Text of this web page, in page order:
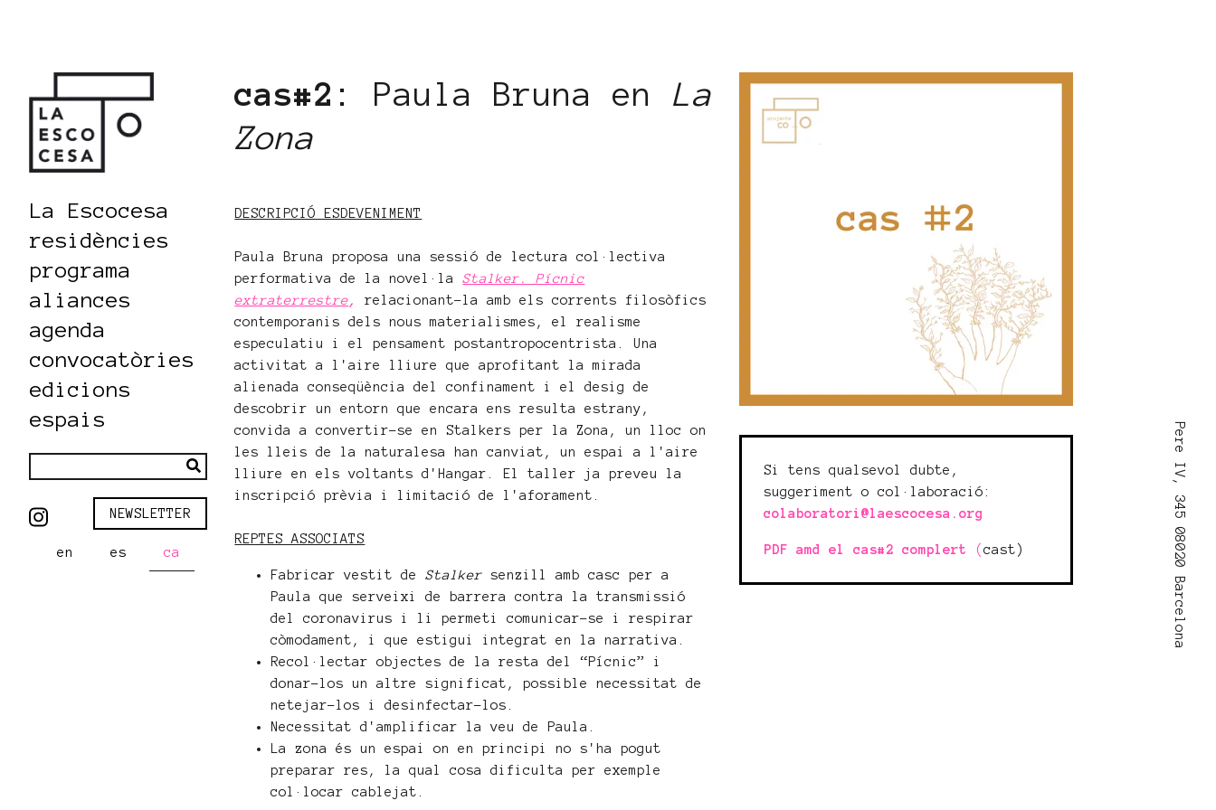
Pere IV, 345 08020 Barcelona
La Escocesa
residències
programa
aliances
agenda
convocatòries
edicions
espais
NEWSLETTER
en es ca
cas#2 : Paula Bruna en La
Zona
DESCRIPCIÓ ESDEVENIMENT
Paula Bruna proposa una sessió de lectura col·lectiva
performativa de la novel·laStalker. Pícnic
extraterrestre,
relacionant-la amb els corrents filosòfics
contemporanis dels nous materialismes, el realisme
especulatiu i el pensament postantropocentrista. Una
activitat a l'aire lliure que aprofitant la mirada
alienada conseqüència del confinament i el desig de
descobrir un entorn que encara ens resulta estrany,
convida a convertir-se en Stalkers per la Zona, un lloc on
les lleis de la naturalesa han canviat, un espai a l'aire
lliure en els voltants d'Hangar. El taller ja preveu la
inscripció prèvia i limitació de l'aforament.
REPTES ASSOCIATS
Fabricar vestit deStalker senzill amb casc per a
Paula que serveixi de barrera contra la transmissió
del coronavirus i li permeti comunicar-se i respirar
còmodament, i que estigui integrat en la narrativa.
Recol·lectar objectes de la resta del “Pícnic” i
donar-los un altre significat, possible necessitat de
netejar-los i desinfectar-los.
Necessitat d'amplificar la veu de Paula.
La zona és un espai on en principi no s'ha pogut
preparar res, la qual cosa dificulta per exemple
col·locar cablejat.
Si tens qualsevol dubte,
suggeriment o col·laboració:
colaboratori@laescocesa.org
PDF amd el cas#2 complert (cast)